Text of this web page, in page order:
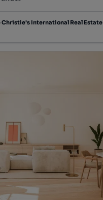
Christie's International Real Estate